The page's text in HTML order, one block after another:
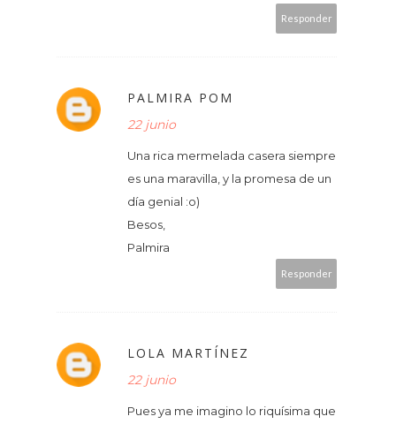
Responder
PALMIRA POM
22 junio
Una rica mermelada casera siempre
es una maravilla, y la promesa de un
día genial :o)
Besos,
Palmira
Responder
LOLA MARTÍNEZ
22 junio
Pues ya me imagino lo riquísima que